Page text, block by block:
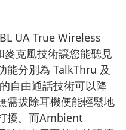
UA True Wireless
麥克風技術讓您能聽見
能分別為 TalkThru 及
自由通話技術可以降
需拔除耳機便能輕鬆地
擾。而Ambient